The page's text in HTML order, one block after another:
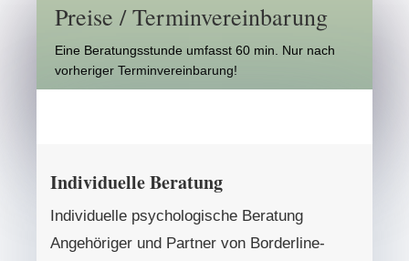
Preise / Terminvereinbarung
Eine Beratungsstunde umfasst 60 min. Nur nach
vorheriger Terminvereinbarung!
Individuelle Beratung
Individuelle psychologische Beratung
Angehöriger und Partner von Borderline-